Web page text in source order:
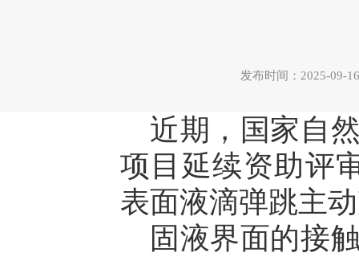
发布时间：2025-
近期，国家自
项目延续资助评
表面液滴弹跳主
固液界面的接